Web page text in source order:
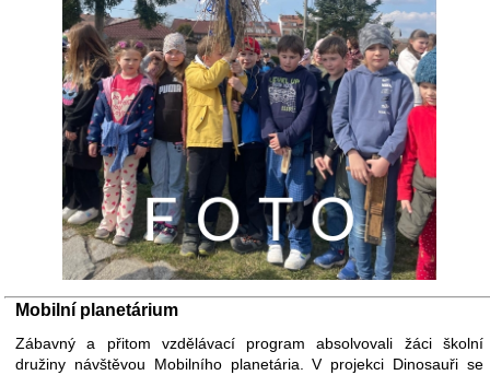
Mobilní planetárium
Zábavný a přitom vzdělávací program absolvovali žáci školní
družiny návštěvou Mobilního planetária. V projekci Dinosauři se